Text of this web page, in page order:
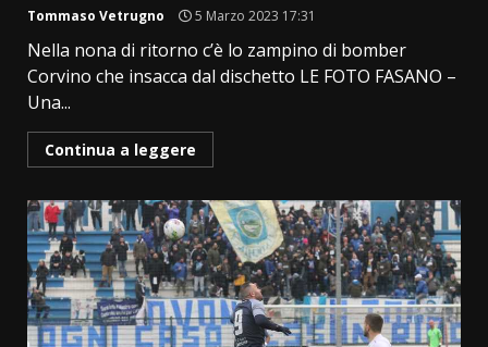
Tommaso Vetrugno 5 Marzo 2023 17:31
Nella nona di ritorno c’è lo zampino di bomber
Corvino che insacca dal dischetto LE FOTO FASANO –
Una...
Continua a leggere